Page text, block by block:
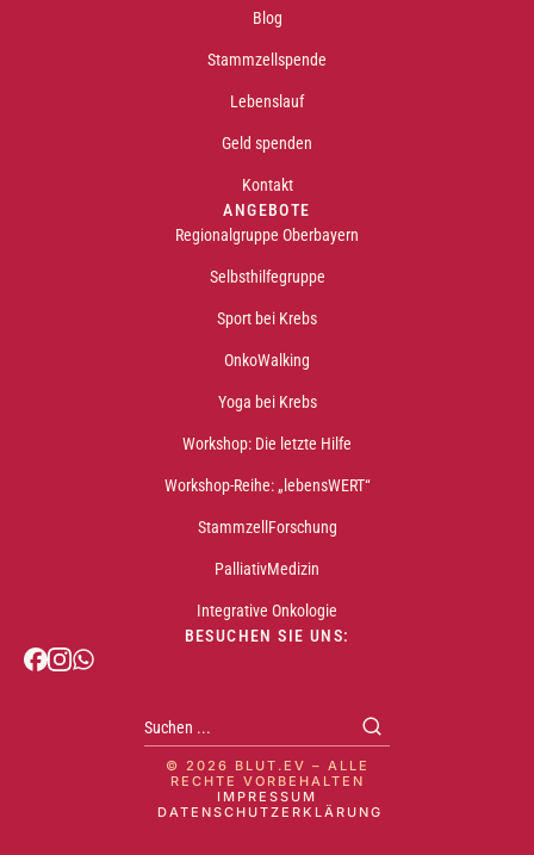
Blog
Stammzellspende
Lebenslauf
Geld spenden
Kontakt
ANGEBOTE
Regionalgruppe Oberbayern
Selbsthilfegruppe
Sport bei Krebs
OnkoWalking
Yoga bei Krebs
Workshop: Die letzte Hilfe
Workshop-Reihe: „lebensWERT“
StammzellForschung
PalliativMedizin
Integrative Onkologie
BESUCHEN SIE UNS:
© 2026 BLUT.EV – ALLE
RECHTE VORBEHALTEN
IMPRESSUM
DATENSCHUTZERKLÄRUNG